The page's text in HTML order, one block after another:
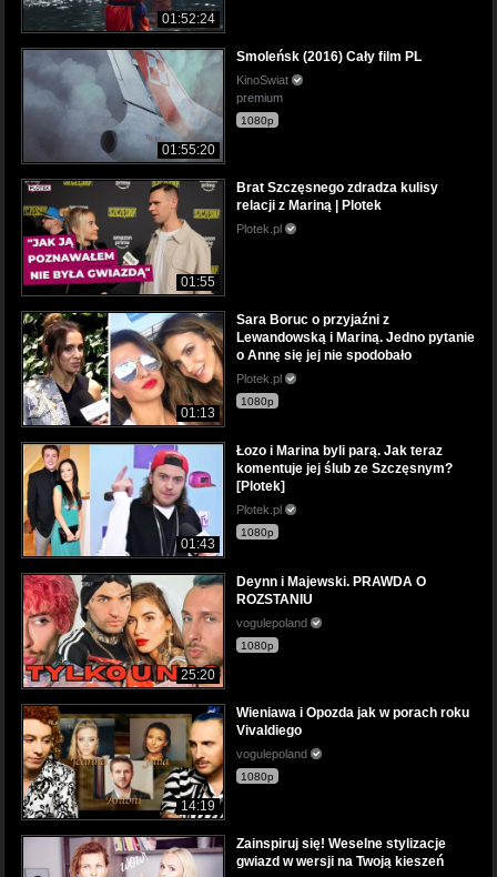
01:52:24
01:55:20
Smoleńsk (2016) Cały film PL
KinoSwiat
premium
1080p
01:55
Brat Szczęsnego zdradza kulisy
relacji z Mariną | Plotek
Plotek.pl
01:13
Sara Boruc o przyjaźni z
Lewandowską i Mariną. Jedno pytanie
o Annę się jej nie spodobało
Plotek.pl
1080p
01:43
Łozo i Marina byli parą. Jak teraz
komentuje jej ślub ze Szczęsnym?
[Plotek]
Plotek.pl
1080p
25:20
Deynn i Majewski. PRAWDA O
ROZSTANIU
vogulepoland
1080p
14:19
Wieniawa i Opozda jak w porach roku
Vivaldiego
vogulepoland
1080p
Zainspiruj się! Weselne stylizacje
gwiazd w wersji na Twoją kieszeń